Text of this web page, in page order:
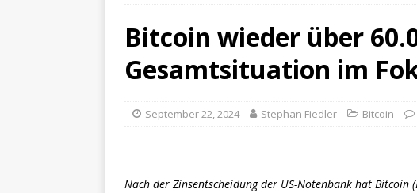
Bitcoin wieder über
Gesamtsituation im
September 22, 2024 Stephan Fiedler Bitcoin
Nach der Zinsentscheidung der US-Notenbank hat